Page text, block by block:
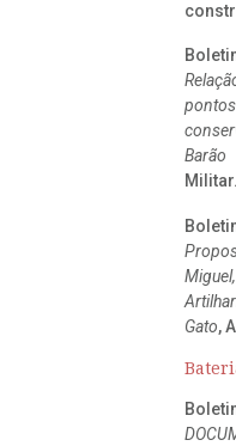
Barão
Militar.
Gato,